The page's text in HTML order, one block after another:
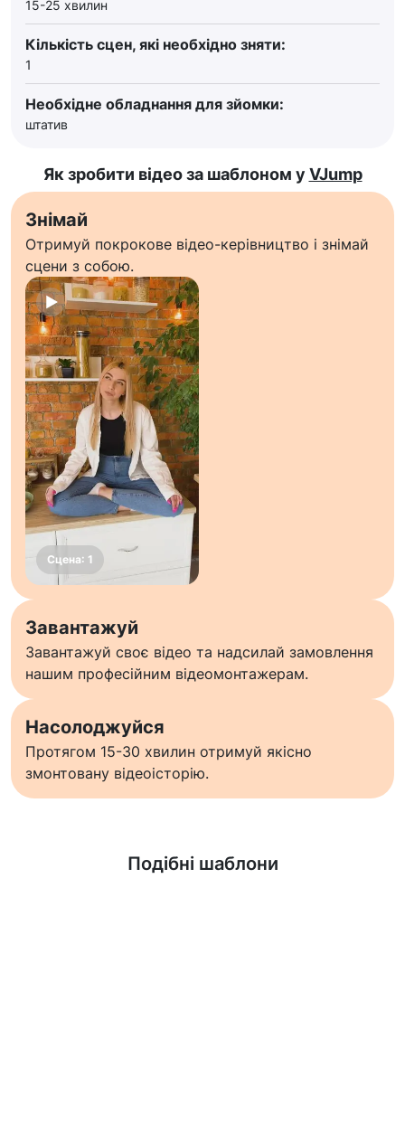
15-25 хвилин
Кількість сцен, які необхідно зняти:
1
Необхідне обладнання для зйомки:
штатив
Як зробити відео за шаблоном у VJump
Знімай
Отримуй покрокове відео-керівництво і знімай
сцени з собою.
Завантажуй
Завантажуй своє відео та надсилай замовлення
нашим професійним відеомонтажерам.
Насолоджуйся
Протягом 15-30 хвилин отримуй якісно
змонтовану відеоісторію.
Подібні шаблони
Дізнатися більше